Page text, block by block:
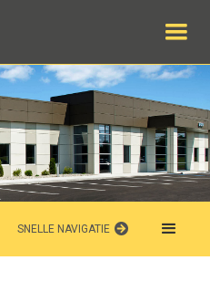
SNELLE NAVIGATIE